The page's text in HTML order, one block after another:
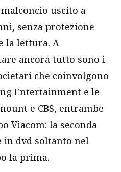
uscito a
senza protezione
la lettura. A
ancora tutto sono i
che coinvolgono
Entertainment e le
e CBS, entrambe
Viacom: la seconda
in dvd soltanto nel
la prima.